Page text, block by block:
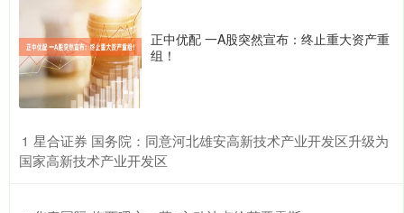
正中优配 一A股突然宣布：终止重大资产重
组！
1 ​星合证券 国务院：同意河北雄安高新技术产业开发区升级为
国家高新技术产业开发区